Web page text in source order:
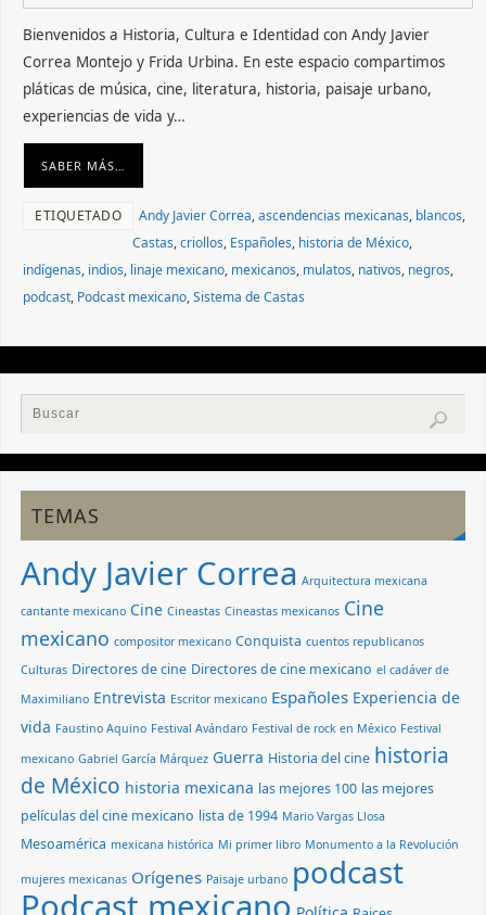
Bienvenidos a Historia, Cultura e Identidad con Andy Javier
Correa Montejo y Frida Urbina. En este espacio compartimos
pláticas de música, cine, literatura, historia, paisaje urbano,
experiencias de vida y…
SABER MÁS…
ETIQUETADO Andy Javier Correa,ascendencias mexicanas, blancos,
Castas,criollos, Españoles, historia de México,
indígenas, indios, linaje mexicano, mexicanos, mulatos, nativos, negros,
podcast, Podcast mexicano,Sistema de Castas
TEMAS
Andy Javier Correa Arquitectura mexicana
cantante mexicano Cine Cineastas Cineastas mexicanos Cine
mexicano compositor mexicano Conquista cuentos republicanos
Culturas Directores de cine Directores de cine mexicano el cadáver de
Maximiliano Entrevista Escritor mexicano Españoles Experiencia de
vida Faustino Aquino Festival Avándaro Festival de rock en México Festival
mexicano Gabriel García Márquez Guerra Historia del cine historia
de México historia mexicana las mejores 100 las mejores
películas del cine mexicano lista de 1994 Mario Vargas Llosa
Mesoamérica mexicana histórica Mi primer libro Monumento a la Revolución
mujeres mexicanas Orígenes Paisaje urbano podcast